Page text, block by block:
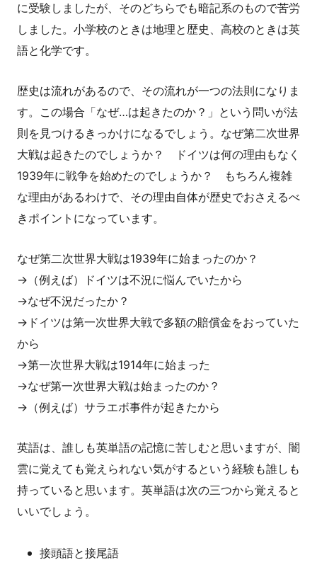
に受験しましたが、そのどちらでも暗記系のもので苦労
しました。小学校のときは地理と歴史、高校のときは英
語と化学です。
歴史は流れがあるので、その流れが一つの法則になりま
す。この場合「なぜ…は起きたのか？」という問いが法
則を見つけるきっかけになるでしょう。なぜ第二次世界
大戦は起きたのでしょうか？ ドイツは何の理由もなく
1939年に戦争を始めたのでしょうか？ もちろん複雑
な理由があるわけで、その理由自体が歴史でおさえるべ
きポイントになっています。
なぜ第二次世界大戦は1939年に始まったのか？
→（例えば）ドイツは不況に悩んでいたから
→なぜ不況だったか？
→ドイツは第一次世界大戦で多額の賠償金をおっていた
から
→第一次世界大戦は1914年に始まった
→なぜ第一次世界大戦は始まったのか？
→（例えば）サラエボ事件が起きたから
英語は、誰しも英単語の記憶に苦しむと思いますが、闇
雲に覚えても覚えられない気がするという経験も誰しも
持っていると思います。英単語は次の三つから覚えると
いいでしょう。
接頭語と接尾語